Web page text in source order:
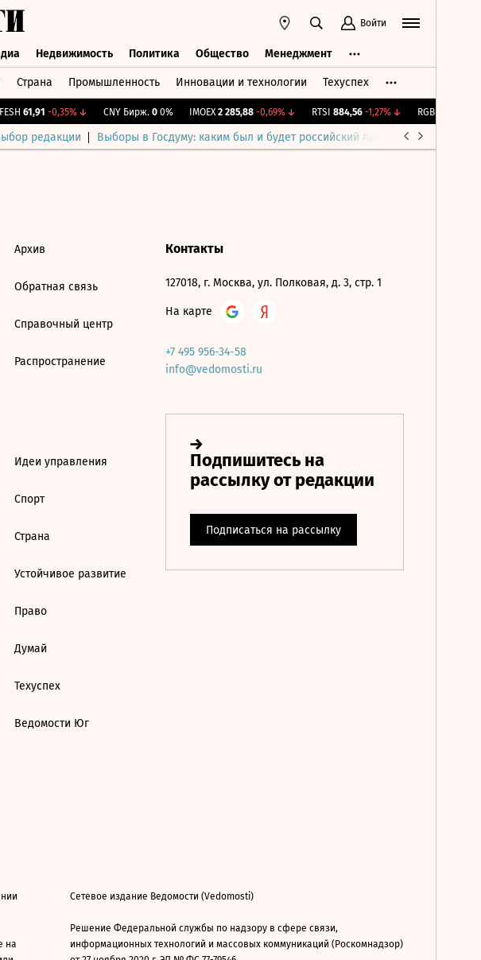
Войти
Недвижимость Политика Общество Менеджмент
Страна Промышленность Инновации и технологии Техуспех
61,91 -0,35%↓ CNY Бирж. 0 0% IMOEX 2 285,88 -0,69%↓ RTSI 884,56 -1,27%↓ RGBI 115,38
редакции Выборы в Госдуму: каким был и будет российский парламент
Архив
Обратная связь
Справочный центр
Распространение
Идеи управления
Спорт
Страна
Устойчивое развитие
Право
Думай
Техуспех
Ведомости Юг
Контакты
127018, г. Москва, ул. Полковая, д. 3, стр. 1
На карте
+7 495 956-34-58
info@vedomosti.ru
на
Сетевое издание Ведомости (Vedomosti)
Решение Федеральной службы по надзору в сфере связи,
информационных технологий и массовых коммуникаций (Роскомнадзор)